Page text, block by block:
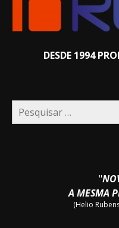
DESDE 1994
Pesquisar
por:
"
A MESMA
(Helio